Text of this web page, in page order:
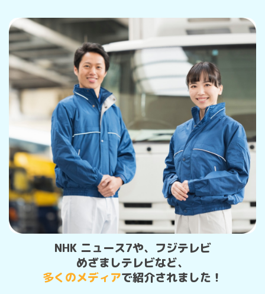
NHK ニュース7や、フジテレビ
めざましテレビなど、
多くのメディアで紹介されました！